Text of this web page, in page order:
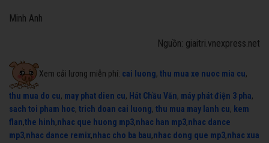
Minh Anh
Nguồn: giaitri.vnexpress.net
Xem cải lương miễn phí: cai luong, thu mua xe nuoc mia cu,
thu mua do cu, may phat dien cu, Hát Chầu Văn, máy phát điện 3 pha,
sach toi pham hoc, trich doan cai luong, thu mua may lanh cu, kem
flan,the hinh,nhac que huong mp3,nhac han mp3,nhac dance
mp3,nhac dance remix,nhac cho ba bau,nhac dong que mp3,nhac xua